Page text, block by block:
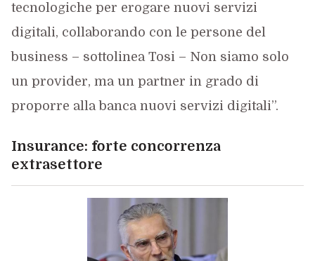
tecnologiche per erogare nuovi servizi
digitali, collaborando con le persone del
business – sottolinea Tosi – Non siamo solo
un provider, ma un partner in grado di
proporre alla banca nuovi servizi digitali”.
Insurance: forte concorrenza
extrasettore